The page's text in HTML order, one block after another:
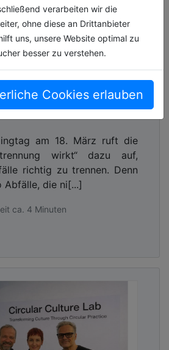
verarbeiten wir die
ohne diese an Drittanbieter
uns, unsere Website optimal zu
besser zu verstehen.
Cookies erlauben
2026: Richtige
macht den
am 18. März ruft die
wirkt“ dazu auf,
richtig zu trennen. Denn
Abfälle, die ni[...]
ca. 4 Minuten